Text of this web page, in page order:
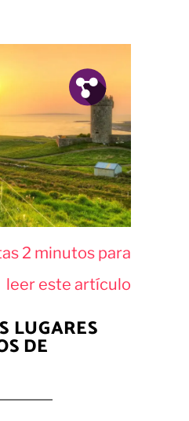
Fb.
Tw.
Pin.
2 minutos para
leer este artículo
LUGARES
DE